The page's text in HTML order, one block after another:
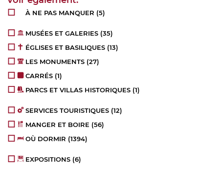
À NE PAS MANQUER (5)
MUSÉES ET GALERIES (35)
ÉGLISES ET BASILIQUES (13)
LES MONUMENTS (27)
CARRÉS (1)
PARCS ET VILLAS HISTORIQUES (1)
SERVICES TOURISTIQUES (12)
MANGER ET BOIRE (56)
OÙ DORMIR (1394)
EXPOSITIONS (6)